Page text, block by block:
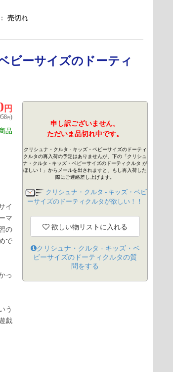
売切れ
ビーサイズのドーティ
円
円)
品
イ
マ
の
で
っ
う
戯
申し訳ございません。
ただいま品切れ中です。
クリシュナ・クルタ - キッズ・ベビーサイズのドーティ
クルタの再入荷の予定はありませんが、下の「クリシュ
ナ・クルタ - キッズ・ベビーサイズのドーティクルタ が
ほしい！」からメールを出されますと、もし再入荷した
際にご連絡差し上げます。
クリシュナ・クルタ - キッズ・ベビ
ーサイズのドーティクルタが欲しい！！
欲しい物リストに入れる
クリシュナ・クルタ - キッズ・ベ
ビーサイズのドーティクルタの質
問をする